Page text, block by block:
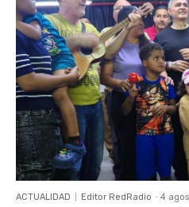
ACTUALIDAD Editor RedRadio - 4